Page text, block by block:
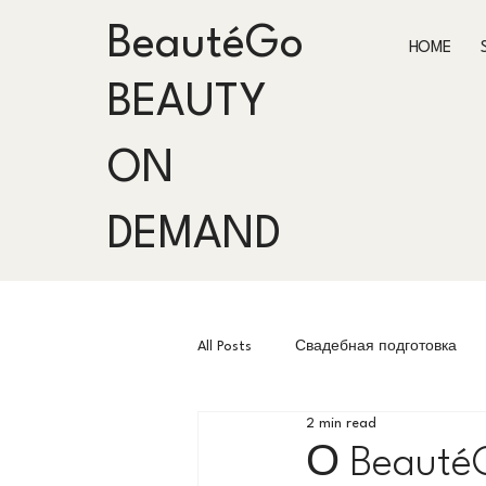
BeautéGo
BEAUTY
ON
DEMAND
HOME
All Posts Свадебная подготовка
О
2 min read